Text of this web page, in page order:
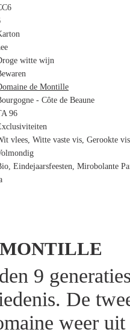
witte wijn
de Montille
- Côte de Beaune
96
vlees, Witte vaste vis, Gerookte
Eindejaarsfeesten, Mirobolante
9
De
weer